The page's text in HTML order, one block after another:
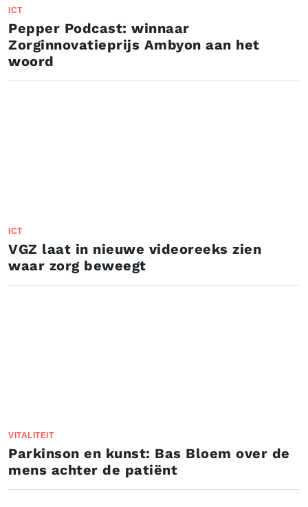
ICT
Pepper Podcast: winnaar
Zorginnovatieprijs Ambyon aan het
woord
ICT
VGZ laat in nieuwe videoreeks zien
waar zorg beweegt
VITALITEIT
Parkinson en kunst: Bas Bloem over de
mens achter de patiënt